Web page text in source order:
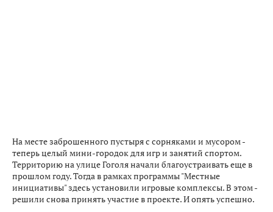
На месте заброшенного пустыря с сорняками и мусором -
теперь целый мини-городок для игр и занятий спортом.
Территорию на улице Гоголя начали благоустраивать еще в
прошлом году. Тогда в рамках программы "Местные
инициативы" здесь установили игровые комплексы. В этом -
решили снова принять участие в проекте. И опять успешно.